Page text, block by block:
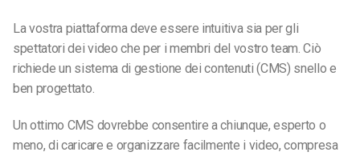
La vostra piattaforma deve essere intuitiva sia per gli
spettatori dei video che per i membri del vostro team. Ciò
richiede un sistema di gestione dei contenuti (CMS) snello e
ben progettato.
Un ottimo CMS dovrebbe consentire a chiunque, esperto o
meno, di caricare e organizzare facilmente i video, compresa